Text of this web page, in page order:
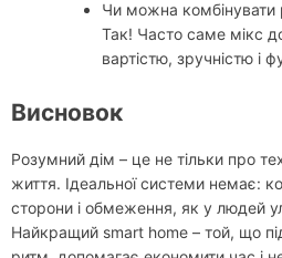
Чи можна комбінувати
Так! Часто саме мікс
вартістю, зручністю і
Висновок
Розумний дім – це не тільки про
життя. Ідеальної системи немає:
сторони і обмеження, як у людей
Найкращий smart home – той, що